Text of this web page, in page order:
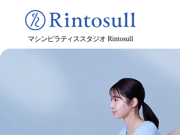
マシンピラティススタジオRintosull